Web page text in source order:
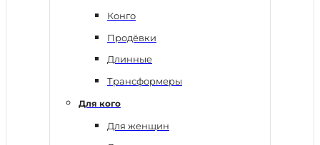
Конго
Продёвки
Длинные
Трансформеры
Для кого
Для женщин